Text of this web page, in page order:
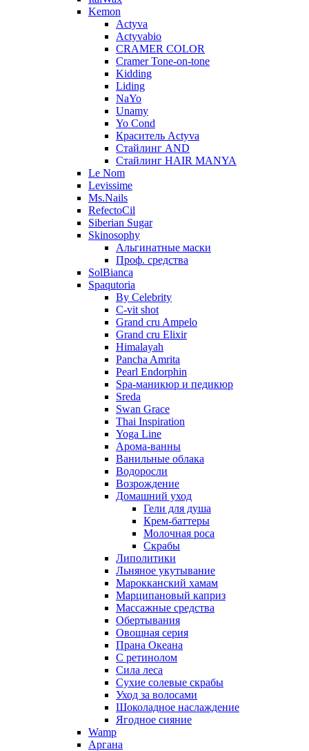
Kemon
Actyva
Actyvabio
CRAMER COLOR
Cramer Tone-on-tone
Kidding
Liding
NaYo
Unamy
Yo Cond
Краситель Actyva
Стайлинг AND
Стайлинг HAIR MANYA
Le Nom
Levissime
Ms.Nails
RefectoCil
Siberian Sugar
Skinosophy
Альгинатные маски
Проф. средства
SolBianca
Spaqutoria
By Celebrity
C-vit shot
Grand cru Ampelo
Grand сru Elixir
Himalayah
Pancha Amrita
Pearl Endorphin
Spa-маникюр и педикюр
Sreda
Swan Grace
Thai Inspiration
Yoga Line
Арома-ванны
Ванильные облака
Водоросли
Возрождение
Домашний уход
Гели для душа
Крем-баттеры
Молочная роса
Скрабы
Липолитики
Льняное укутывание
Марокканский хамам
Марципановый каприз
Массажные средства
Обертывания
Овощная серия
Прана Океана
С ретинолом
Сила леса
Сухие солевые скрабы
Уход за волосами
Шоколадное наслаждение
Ягодное сияние
Wamp
Аргана